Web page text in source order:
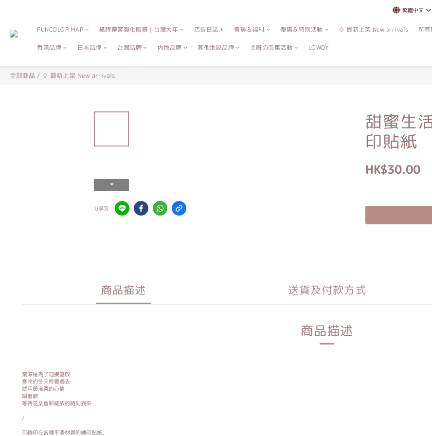
繁體中文
FUNCOLOR MAP 紙膠帶客製化服務｜台灣大年 店長日誌＊ 會員＆福利 優惠＆特別活動 ⇪ 最新上架 New arrivals 所
香港品牌 日本品牌 台灣品牌 內地品牌 其他地區品牌 主辦の市集活動 LOWDY
全部商品 / ⇪ 最新上架 New arrivals
分享到
甜蜜生
印貼紙
HK$30.00
商品描述 送貨及付款方式
商品描述
荒涼是為了迎接盛放
寒冷的冬天終會過去
就用最溫柔的心情
唱著歌
等待花朵重新綻放的時刻到來
/
可轉印在各種平滑材質的轉印貼紙，